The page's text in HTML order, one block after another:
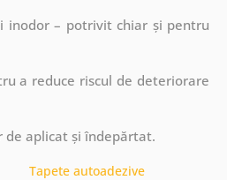
inodor – potrivit chiar și pentru
a reduce riscul de deteriorare
de aplicat și îndepărtat.
Tapete autoadezive